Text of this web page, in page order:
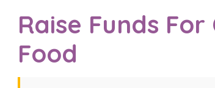
Raise Funds
Food